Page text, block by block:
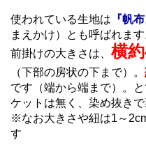
使われている生地は 『帆
まえかけ）とも呼ばれます
前掛けの大きさは、 横
（下部の房状の下まで）。
です（端から端まで）。
ケットは無く、染め抜きで
※なお大きさや紐は1～
す